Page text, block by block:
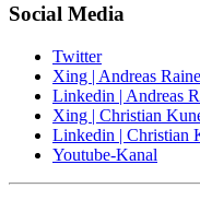
Social Media
Twitter
Xing | Andreas
Linkedin | Andreas
Xing | Christian
Linkedin | Christian
Youtube-Kanal